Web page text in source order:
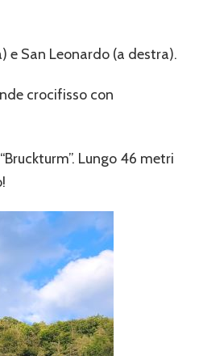
e San Leonardo (a destra).
crocifisso con
Lungo 46 metri